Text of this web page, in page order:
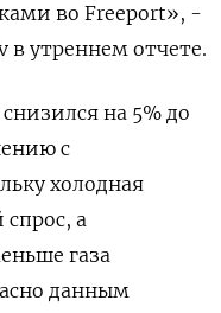
во Freeport», -
утреннем отчете.
на 5% до
с
холодная
а
газа
данным